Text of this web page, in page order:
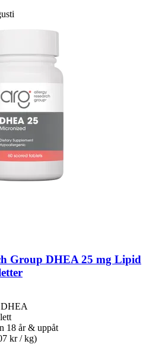
Group DHEA 25 mg Lipid
18 år & uppåt
kr / kg)